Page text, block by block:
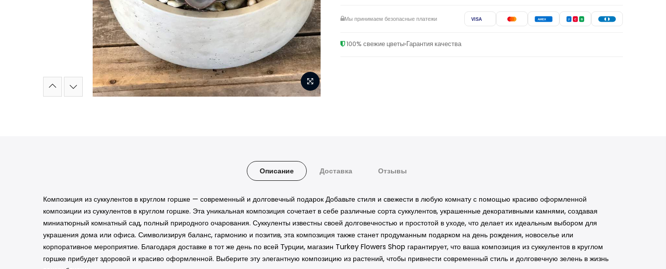
Мы принимаем безопасные платежи VISA AMEX J C B
100% свежие цветы Гарантия качества
Описание Доставка Отзывы
Композиция из суккулентов в круглом горшке — современный и долговечный подарок Добавьте стиля и свежести в любую комнату с помощью красиво оформленной
композиции из суккулентов в круглом горшке. Эта уникальная композиция сочетает в себе различные сорта суккулентов, украшенные декоративными камнями, создавая
миниатюрный комнатный сад, полный природного очарования. Суккуленты известны своей долговечностью и простотой в уходе, что делает их идеальным выбором для
украшения дома или офиса. Символизируя баланс, гармонию и позитив, эта композиция также станет продуманным подарком на день рождения, новоселье или
корпоративное мероприятие. Благодаря доставке в тот же день по всей Турции, магазин Turkey Flowers Shop гарантирует, что ваша композиция из суккулентов в круглом
горшке прибудет здоровой и красиво оформленной. Выберите эту элегантную композицию из растений, чтобы привнести современный стиль и долговечную зелень в жизнь